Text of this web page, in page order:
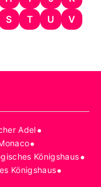
S T U
V
Adel•
•
Königshaus•
Königshaus•